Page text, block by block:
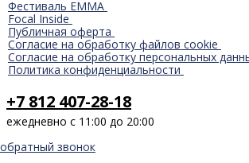
Фестиваль EMMA
Focal Inside
Публичная оферта
Согласие на обработку файлов cookie
Согласие на обработку персональных
Политика конфиденциальности
+7 812 407-28-18
ежедневно с 11:00 до 20:00
обратный звонок